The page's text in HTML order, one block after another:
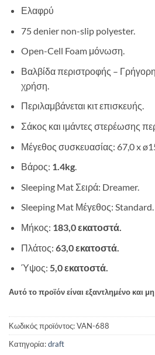
Ελαφρύ
75 denier non-slip polyester.
Open-Cell Foam μόνωση.
Βαλβίδα περιστροφής –
χρήση.
Περιλαμβάνεται κιτ επισκευής.
Σάκος και ιμάντες στερέωσης
Μέγεθος συσκευασίας: 67,0 x
Βάρος: 1.4kg.
Sleeping Mat Σειρά: Dreamer.
Sleeping Mat Μέγεθος: Standard.
Μήκος: 183,0 εκατοστά.
Πλάτος: 63,0 εκατοστά.
Ύψος: 5,0 εκατοστά.
Αυτό το προϊόν είναι εξαντλημένο και
Κωδικός προϊόντος:VAN-688
Κατηγορία:draft